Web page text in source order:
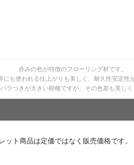
赤みの色が特徴のフローリング材です。
にも使われる仕上がりも美しく、耐久性安定性
ラつきが大きい樹種ですが、その色差も美し
ト商品は定価ではなく販売価格です。